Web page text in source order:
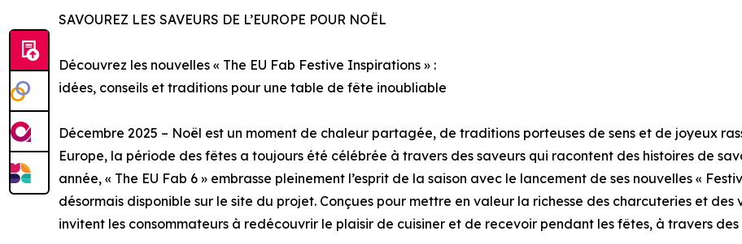
SAVOUREZ LES SAVEURS DE L’EUROPE POUR NOËL
Découvrez les nouvelles « The EU Fab Festive Inspirations » :
idées, conseils et traditions pour une table de fête inoubliable
Décembre 2025 – Noël est un moment de chaleur partagée, de traditions porteuses de sens et de joyeux
Europe, la période des fêtes a toujours été célébrée à travers des saveurs qui racontent des histoires de
année, « The EU Fab 6 » embrasse pleinement l’esprit de la saison avec le lancement de ses nouvelles «
désormais disponible sur le site du projet. Conçues pour mettre en valeur la richesse des charcuteries et des
invitent les consommateurs à redécouvrir le plaisir de cuisiner et de recevoir pendant les fêtes, à travers